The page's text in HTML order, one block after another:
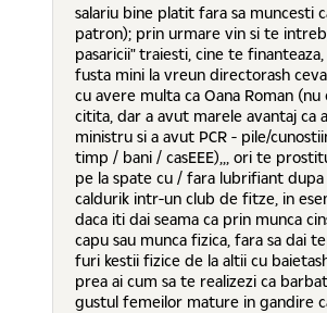
salariu bine platit fara sa muncesti
patron); prin urmare vin si te
pasaricii" traiesti, cine te
fusta mini la vreun directorash
cu avere multa ca Oana Roman
citita, dar a avut marele avantaj ca
ministru si a avut PCR - pile/
timp / bani / casEEE),,, ori te
pe la spate cu / fara lubrifiant dupa
caldurik intr-un club de fitze, in
daca iti dai seama ca prin munca
capu sau munca fizica, fara sa dai
furi kestii fizice de la altii cu
prea ai cum sa te realizezi ca
gustul femeilor mature in gandire